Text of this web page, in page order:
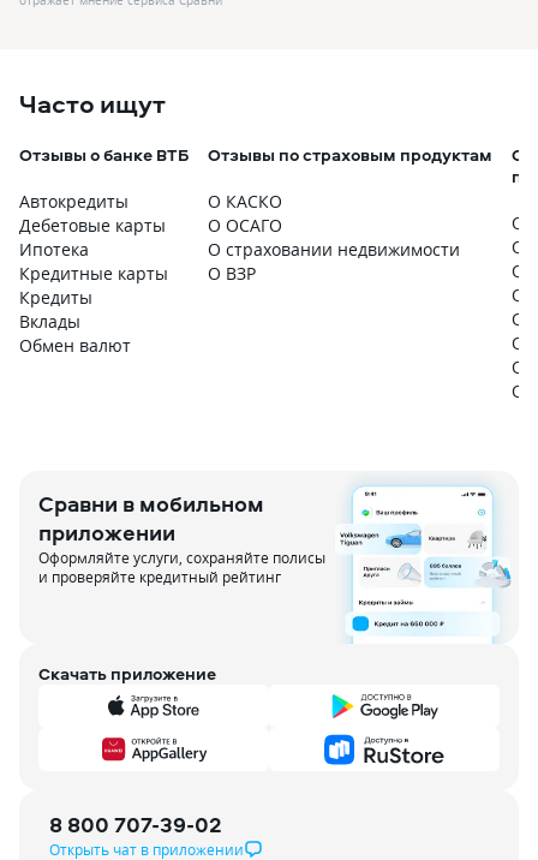
Часто ищут
Отзывы о банке ВТБ
Автокредиты
Дебетовые карты
Ипотека
Кредитные карты
Кредиты
Вклады
Обмен валют
Отзывы по страховым продуктам
О КАСКО
О ОСАГО
О страховании недвижимости
О ВЗР
О
О
О
О
О
О
О
О
Сравни в мобильном
приложении
Оформляйте услуги, сохраняйте полисы
и проверяйте кредитный рейтинг
Скачать приложение
8 800 707-39-02
Открыть чат в приложении